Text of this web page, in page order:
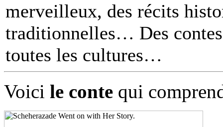
merveilleux, des récits
traditionnelles… Des
toutes les cultures
Voici le conte qui